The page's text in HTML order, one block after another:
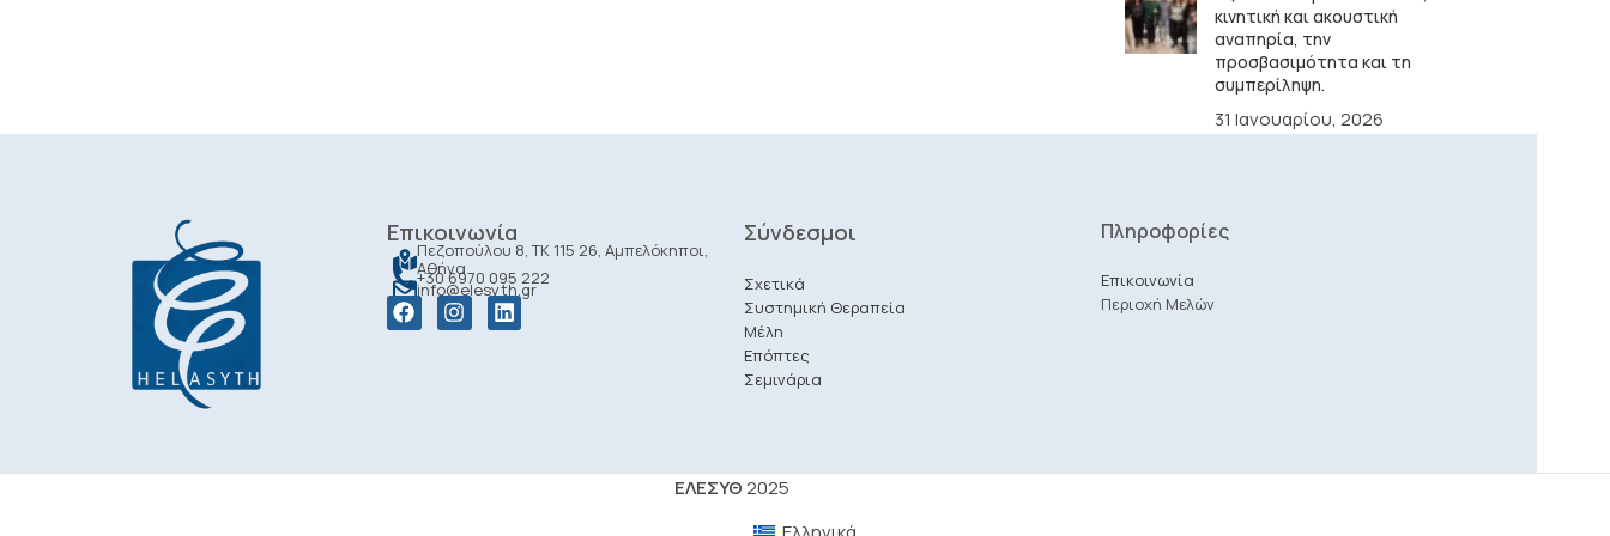
κινητική και ακουστική
αναπηρία, την
προσβασιμότητα και τη
συμπερίληψη.
31 Ιανουαρίου, 2026
Επικοινωνία
Πεζοπούλου 8, ΤΚ 115 26, Αμπελόκηποι,
Αθήνα
+30 6970 095 222
info@elesyth.gr
Σύνδεσμοι
Σχετικά
Συστημική Θεραπεία
Μέλη
Επόπτες
Σεμινάρια
Πληροφορίες
Επικοινωνία
Περιοχή Μελών
ΕΛΕΣΥΘ2025